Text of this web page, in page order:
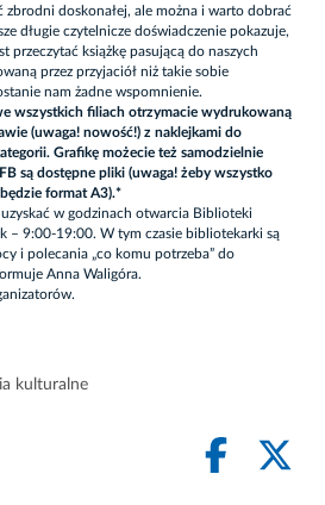
zbrodni doskonałej, ale można i warto dobrać
długie czytelnicze doświadczenie pokazuje,
przeczytać książkę pasującą do naszych
przez przyjaciół niż takie sobie
nam żadne wspomnienie.
wszystkich filiach otrzymacie wydrukowaną
(uwaga! nowość!) z naklejkami do
Grafikę możecie też samodzielnie
są dostępne pliki (uwaga! żeby wszystko
format A3).*
w godzinach otwarcia Biblioteki
– 9:00-19:00. W tym czasie bibliotekarki są
i polecania „co komu potrzeba” do
Anna Waligóra.
kulturalne